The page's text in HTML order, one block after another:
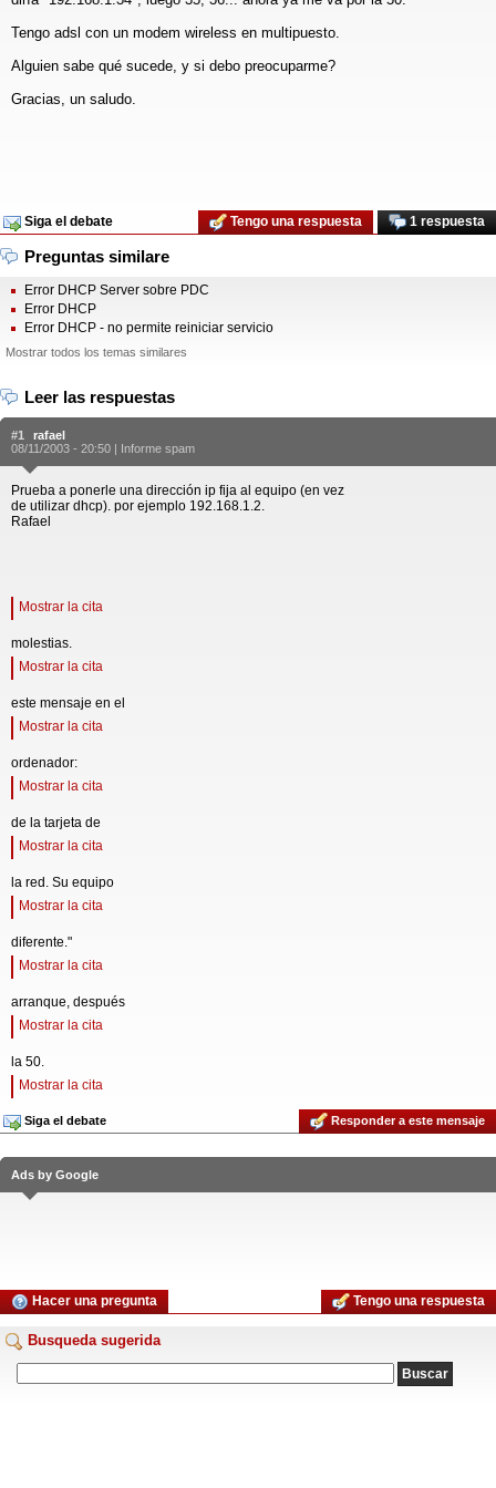
Tengo adsl con un modem wireless en multipuesto.
Alguien sabe qué sucede, y si debo preocuparme?
Gracias, un saludo.
Siga el debate 1 respuesta
Tengo una respuesta
Preguntas similare
Error DHCP Server sobre PDC
Error DHCP
Error DHCP - no permite reiniciar servicio
Mostrar todos los temas similares
Leer las respuestas
#1
rafael
08/11/2003 - 20:50 | Informe spam
Prueba a ponerle una dirección ip fija al equipo (en vez
de utilizar dhcp). por ejemplo 192.168.1.2.
Rafael
Mostrar la cita
molestias.
Mostrar la cita
este mensaje en el
Mostrar la cita
ordenador:
Mostrar la cita
de la tarjeta de
Mostrar la cita
la red. Su equipo
Mostrar la cita
diferente."
Mostrar la cita
arranque, después
Mostrar la cita
la 50.
Mostrar la cita
Siga el debate Responder a este mensaje
Ads by Google
Hacer una pregunta Tengo una respuesta
Busqueda sugerida